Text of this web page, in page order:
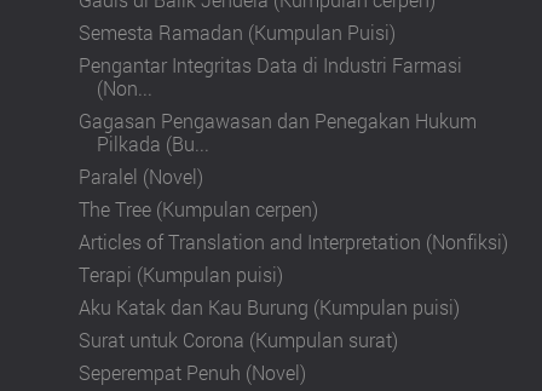
Semesta Ramadan (Kumpulan Puisi)
Pengantar Integritas Data di Industri Farmasi
(Non...
Gagasan Pengawasan dan Penegakan Hukum
Pilkada (Bu...
Paralel (Novel)
The Tree (Kumpulan cerpen)
Articles of Translation and Interpretation (Nonfiksi)
Terapi (Kumpulan puisi)
Aku Katak dan Kau Burung (Kumpulan puisi)
Surat untuk Corona (Kumpulan surat)
Seperempat Penuh (Novel)